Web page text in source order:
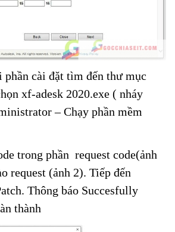
cài đặt tìm đến thư mục
xf-adesk 2020.exe ( nháy
– Chạy phần mềm
trong phần request code(ảnh
request (ảnh 2). Tiếp đến
Thông báo Succesfully
thành